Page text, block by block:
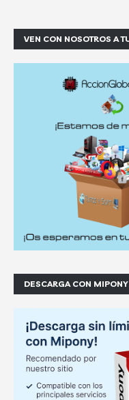
VEN CON NOSOTROS A
DESCARGA CON MIPONY